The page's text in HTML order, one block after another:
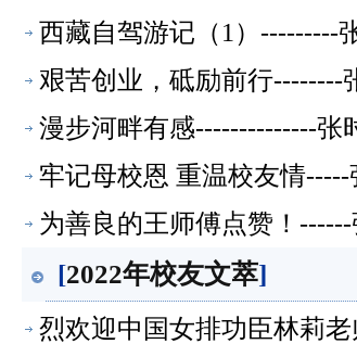
西藏自驾游记（1）---------
艰苦创业，砥励前行--------
漫步河畔有感--------------张
牢记母校恩 重温校友情-----
为善良的王师傅点赞！
[2022年校友文萃]
烈欢迎中国女排功臣林莉